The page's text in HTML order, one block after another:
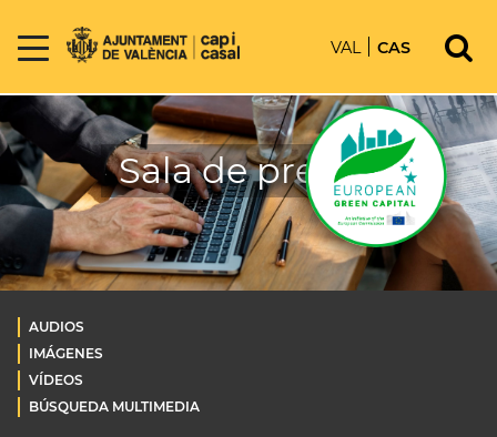
VAL CAS
Sala de prensa
AUDIOS
IMÁGENES
VÍDEOS
BÚSQUEDA MULTIMEDIA